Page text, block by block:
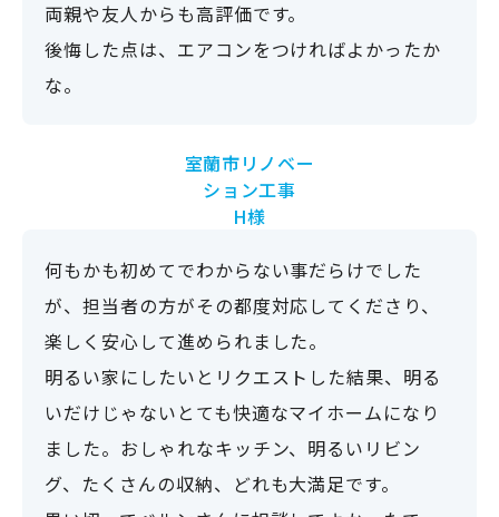
室蘭市新築工事
T様
自分たちの「叶えたい」を取り入れることがで
両親や友人からも高評価です。
後悔した点は、エアコンをつければよかったか
室蘭市リノベー
ション工事
H様
何もかも初めてでわからない事だらけでした